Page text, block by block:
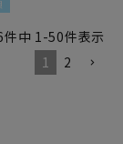
件中 1 -50件表示
1
2